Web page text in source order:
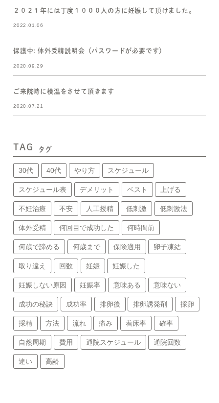
２０２１年には丁度１０００人の方に妊娠して頂けました。
2022.01.06
保護中: 体外受精説明会（パスワードが必要です）
2020.09.29
ご来院時に検温をさせて頂きます
2020.07.21
TAG タグ
30代 40代 やり方 スケジュール
スケジュール表 デメリット ベスト 上げる
不妊治療 不安 人工授精 低刺激 低刺激法
体外受精 何回目で成功した 何時間前
何歳で諦める 何歳まで 保険適用 卵子凍結
取り違え 回数 妊娠 妊娠した
妊娠しない原因 妊娠率 意味ある 意味ない
成功の秘訣 成功率 排卵後 排卵誘発剤 採卵
採精 方法 流れ 痛み 着床率 確率
自然周期 費用 通院スケジュール 通院回数
違い 高齢